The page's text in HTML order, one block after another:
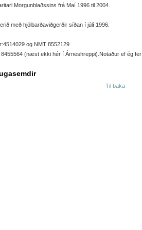
Morgunblaðssins frá Maí 1996 til 2004.
með hjólbarðaviðgerðir síðan í júlí 1996.
og NMT 8552129
8455564 (næst ekki hér í Árneshreppi).Notaður ef ég fer
Til baka